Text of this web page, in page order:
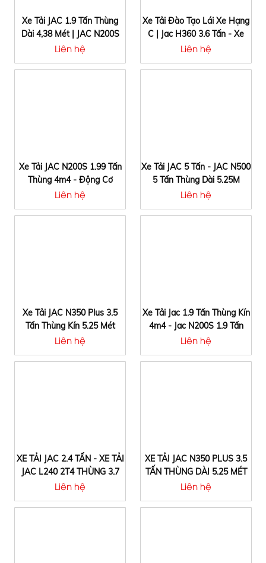
Xe Tải JAC 1.9 Tấn Thùng
Dài 4,38 Mét | JAC N200S
1T9 Động Cơ Cummins
Liên hệ
Xe Tải Đào Tạo Lái Xe Hạng
C | Jac H360 3.6 Tấn - Xe
Dạy Lái Bằng C
Liên hệ
Xe Tải JAC N200S 1.99 Tấn
Thùng 4m4 - Động Cơ
Cummins CN Mỹ
Liên hệ
Xe Tải JAC 5 Tấn - JAC N500
5 Tấn Thùng Dài 5.25M
Liên hệ
Xe Tải JAC N350 Plus 3.5
Tấn Thùng Kín 5.25 Mét
Liên hệ
Xe Tải Jac 1.9 Tấn Thùng Kín
4m4 - Jac N200S 1.9 Tấn
Động Cơ Cumin Mỹ
Liên hệ
XE TẢI JAC 2.4 TẤN - XE TẢI
JAC L240 2T4 THÙNG 3.7
MÉT (2.45 TẤN)
Liên hệ
XE TẢI JAC N350 PLUS 3.5
TẤN THÙNG DÀI 5.25 MÉT
Liên hệ